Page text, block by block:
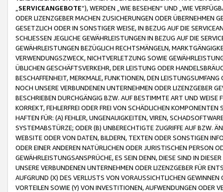
SERVICEANGEBOTE“), WERDEN „WIE BESEHEN“ UND „WIE
ODER LIZENZGEBER MACHEN ZUSICHERUNGEN ODER ÜBERNEHMEN
GESETZLICH ODER IN SONSTIGER WEISE, IN BEZUG AUF DIE
SCHLIESSEN JEGLICHE GEWÄHRLEISTUNGEN IN BEZUG AUF DIE
GEWÄHRLEISTUNGEN BEZÜGLICH RECHTSMÄNGELN,
VERWENDUNGSZWECK, NICHTVERLETZUNG SOWIE
ÜBLICHEN GESCHÄFTSVERKEHR, DER LEISTUNG ODER
BESCHAFFENHEIT, MERKMALE, FUNKTIONEN, DEN
NOCH UNSERE VERBUNDENEN UNTERNEHMEN ODER LIZENZGEBER
BESCHRIEBEN DURCHGÄNGIG BZW. AUF BESTIMMTE ART UND
KORREKT, FEHLERFREI ODER FREI VON SCHÄDLICHEN
HAFTEN FÜR: (A) FEHLER, UNGENAUIGKEITEN, VIREN,
SYSTEMABSTÜRZE; ODER (B) UNBERECHTIGTE ZUGRIFFE AUF BZW.
WEBSITE ODER VON DATEN, BILDERN, TEXTEN ODER SONSTIGEN
ODER EINER ANDEREN NATÜRLICHEN ODER JURISTISCHEN PERSON
GEWÄHRLEISTUNGSANSPRÜCHE, ES SEIN DENN, DIESE SIND IN
UNSERE VERBUNDENEN UNTERNEHMEN ODER LIZENZGEBER FÜR
AUFGRUND (X) DES VERLUSTS VON VORAUSSICHTLICHEN
VORTEILEN SOWIE (Y) VON INVESTITIONEN, AUFWENDUNGEN ODER